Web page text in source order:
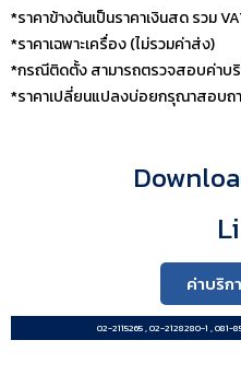
*ราคาข้างต้นเป็นราคาเงินสด รวม
*ราคาเฉพาะเครื่อง (ไม่รวมค่าส่ง)
*กรณีติดตั้ง สามารถตรวจสอบค่าบ
*ราคาเปลี่ยนแปลงบ่อยกรุณาสอบถ
ค่าบริก
02-2115265 , 02-2128280-1 , 081-